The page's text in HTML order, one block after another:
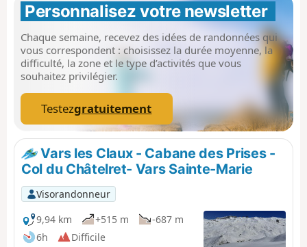
Personnalisez votre newsletter
Chaque semaine, recevez des idées de randonnées qui
vous correspondent : choisissez la durée moyenne, la
difficulté, la zone et le type d’activités que vous
souhaitez privilégier.
Testezgratuitement
Vars les Claux - Cabane des Prises -
Col du Châtelret- Vars Sainte-Marie
Visorandonneur
9,94 km
+515 m
-687 m
6h
Difficile